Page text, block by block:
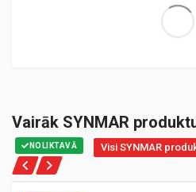
Vairāk SYNMAR
NOLIKTAVĀ Visi SYNMAR